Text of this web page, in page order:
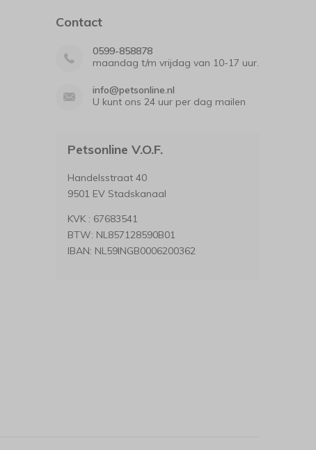
Contact
0599-858878
maandag t/m vrijdag van 10-17 uur.
info@petsonline.nl
U kunt ons 24 uur per dag mailen
Petsonline V.O.F.
Handelsstraat 40
9501 EV Stadskanaal
KVK : 67683541
BTW: NL857128590B01
IBAN: NL59INGB0006200362